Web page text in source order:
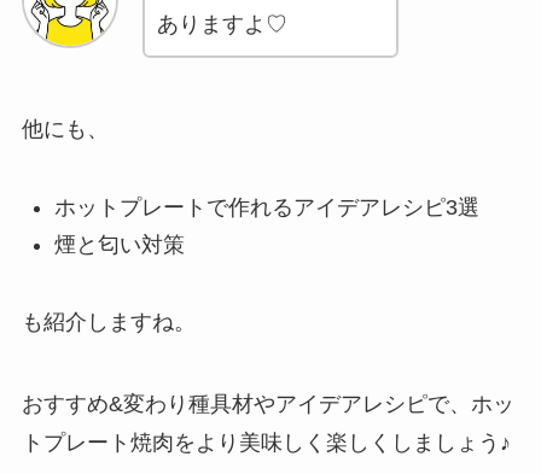
ありますよ♡
他にも、
ホットプレートで作れるアイデアレシピ3選
煙と匂い対策
も紹介しますね。
おすすめ&変わり種具材やアイデアレシピで、ホッ
トプレート焼肉をより美味しく楽しくしましょう♪